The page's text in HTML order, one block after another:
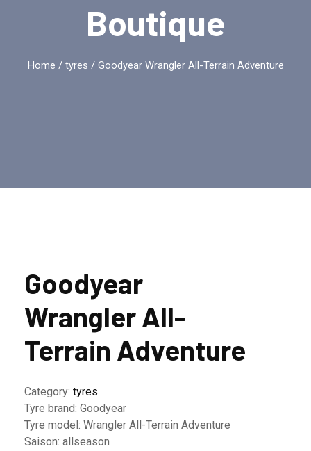
Boutique
Home / tyres / Goodyear Wrangler All-Terrain Adventure
Goodyear
Wrangler All-
Terrain Adventure
Category: tyres
Tyre brand: Goodyear
Tyre model: Wrangler All-Terrain Adventure
Saison: allseason